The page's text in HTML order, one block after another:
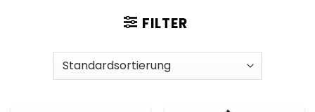
FILTER